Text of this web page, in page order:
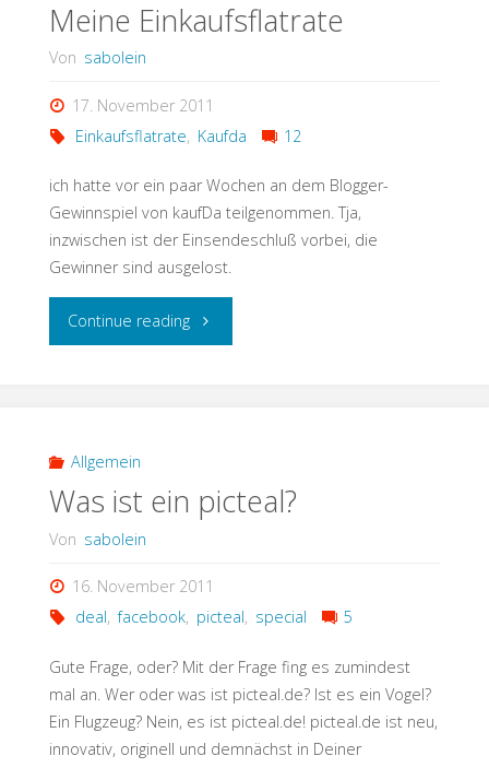
GU-
Meine Einkaufsflatrate
Von sabolein
17. November 2011
Einkaufsflatrate, Kaufda 12
ich hatte vor ein paar Wochen an dem Blogger-
Gewinnspiel von kaufDa teilgenommen. Tja,
inzwischen ist der Einsendeschluß vorbei, die
Gewinner sind ausgelost.
Continue reading"Meine
Allgemein
Was ist ein picteal?
Von sabolein
16. November 2011
deal, facebook, picteal, special 5
Gute Frage, oder? Mit der Frage fing es zumindest
mal an. Wer oder was ist picteal.de? Ist es ein Vogel?
Ein Flugzeug? Nein, es ist picteal.de! picteal.de ist neu,
innovativ, originell und demnächst in Deiner